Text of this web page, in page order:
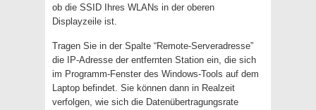
ob die SSID Ihres WLANs in der oberen
Displayzeile ist.
Tragen Sie in der Spalte “Remote-Serveradresse”
die IP-Adresse der entfernten Station ein, die sich
im Programm-Fenster des Windows-Tools auf dem
Laptop befindet. Sie können dann in Realzeit
verfolgen, wie sich die Datenübertragungsrate